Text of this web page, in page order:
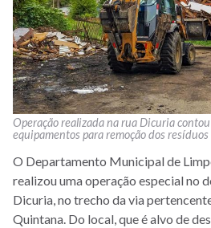
Operação realizada na rua Dicuria
equipamentos para remoção dos resíduos
O Departamento Municipal de
realizou uma operação especial no
Dicuria, no trecho da via
Quintana. Do local, que é alvo de